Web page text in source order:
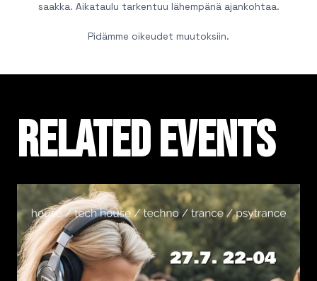
saakka. Aikataulu tarkentuu lähempänä ajankohtaa.
Pidämme oikeudet muutoksiin.
Related events